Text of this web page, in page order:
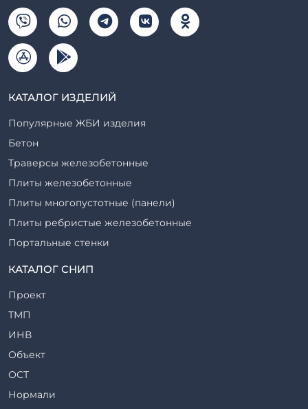
КАТАЛОГ ИЗДЕЛИЙ
Популярные ЖБИ изделия
Бетон
Траверсы железобетонные
Плиты железобетонные
Плиты многопустотные (панели)
Плиты ребристые железобетонные
Портальные стенки
Прогоны железобетонные
Ригели железобетонные
Сваи железобетонные
Стеновые блоки
Стойки железобетонные
Столбы железобетонные
Закладные детали
КАТАЛОГ СНИП
Проект
ТМП
ИНВ
Объект
ОСТ
Нормали